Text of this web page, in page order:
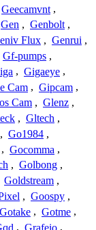
Geecamvnt ,
Gen , Genbolt ,
Flux , Genrui ,
Gf-pumps ,
, Gigaeye ,
Cam , Gipcam ,
Cam , Glenz ,
, Gltech ,
, Go1984 ,
, Gocomma ,
, Golbong ,
Goldstream ,
, Goospy ,
Gotake , Gotme ,
, Grafeio ,